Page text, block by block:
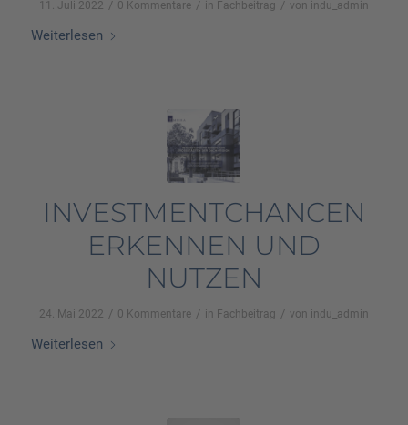
11. Juli 2022 / 0 Kommentare / in Fachbeitrag / von indu_admin
Weiterlesen
INVESTMENTCHANCEN
ERKENNEN UND
NUTZEN
24. Mai 2022 / 0 Kommentare / in Fachbeitrag / von indu_admin
Weiterlesen